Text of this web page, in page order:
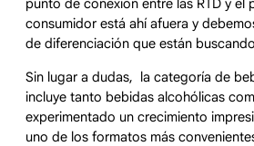
punto de conexión entre las RTD y el
consumidor está ahí afuera y
de diferenciación que están
Sin lugar a dudas, la categoría de
incluye tanto bebidas alcohólicas
experimentado un crecimiento
uno de los formatos más